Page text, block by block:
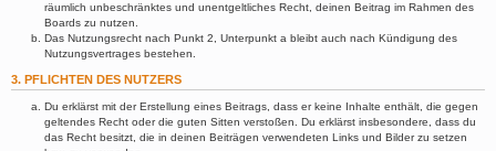
räumlich unbeschränktes und unentgeltliches Recht, deinen Beitrag im Rahmen des
Boards zu nutzen.
Das Nutzungsrecht nach Punkt 2, Unterpunkt a bleibt auch nach Kündigung des
Nutzungsvertrages bestehen.
3. PFLICHTEN DES NUTZERS
Du erklärst mit der Erstellung eines Beitrags, dass er keine Inhalte enthält, die gegen
geltendes Recht oder die guten Sitten verstoßen. Du erklärst insbesondere, dass du
das Recht besitzt, die in deinen Beiträgen verwendeten Links und Bilder zu setzen